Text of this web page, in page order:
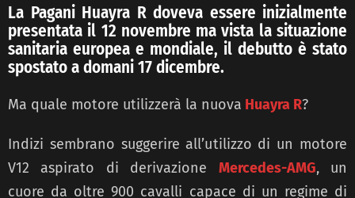
La Pagani Huayra R doveva essere inizialmente
presentata il 12 novembre ma vista la situazione
sanitaria europea e mondiale, il debutto è stato
spostato a domani 17 dicembre.
Ma quale motore utilizzerà la nuova Huayra R?
Indizi sembrano suggerire all’utilizzo di un motore
V12 aspirato di derivazione Mercedes-AMG, un
cuore da oltre 900 cavalli capace di un regime di